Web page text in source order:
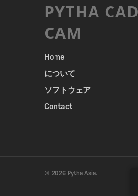
PYTHA CAD
CAM
Home
について
ソフトウェア
Contact
© 2026 Pytha Asia.